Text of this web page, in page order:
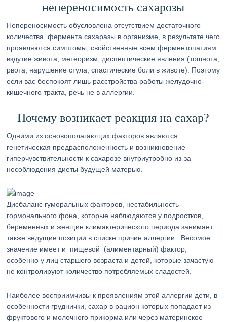
непереносимость сахарозы
Непереносимость обусловлена отсутствием достаточного
количества фермента сахаразы в организме, в результате чего
проявляются симптомы, свойственные всем ферментопатиям:
вздутие живота, метеоризм, диспептические явления (тошнота,
рвота, нарушение стула, спастические боли в животе). Поэтому
если вас беспокоят лишь расстройства работы желудочно-
кишечного тракта, речь не в аллергии.
Почему возникает реакция на сахар?
Одними из основополагающих факторов являются
генетическая предрасположенность и возникновение
гиперчувствительности к сахарозе внутриутробно из-за
несоблюдения диеты будущей матерью.
Дисбаланс гуморальных факторов, нестабильность
гормонального фона, которые наблюдаются у подростков,
беременных и женщин климактерического периода занимает
также ведущие позиции в списке причин аллергии. Весомое
значение имеет и пищевой (алиментарный) фактор,
особенно у лиц старшего возраста и детей, которые зачастую
не контролируют количество потребляемых сладостей.
Наиболее восприимчивы к проявлениям этой аллергии дети, в
особенности груднички, сахар в рацион которых попадает из
фруктового и молочного прикорма или через материнское